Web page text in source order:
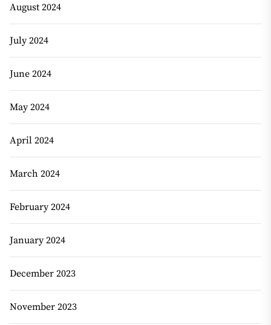
August 2024
July 2024
June 2024
May 2024
April 2024
March 2024
February 2024
January 2024
December 2023
November 2023